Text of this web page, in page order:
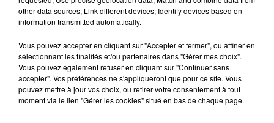
travers un parcours d’œuvres inédites, accessible
gratuitement.
Treize artistes majeurs du mouvement Street art comme
Shepard Fairey, Invader, D*Face, Seth, Cleon Peterson,
Hush, Swoon, Vhils, Inti, Add Fuel ou encore Conor
Harrington investissent le Petit Palais avec des œuvres
monumentales et tissent des liens avec les collections du
other data sources; Link different devices; Identify devices based on
information transmitted automatically.
Vous pouvez accepter en cliquant sur "Accepter et fermer", ou affiner en
sélectionnant les finalités et/ou partenaires dans "Gérer mes choix".
Vous pouvez également refuser en cliquant sur "Continuer sans
accepter". Vos préférences ne s'appliqueront que pour ce site. Vous
pouvez mettre à jour vos choix, ou retirer votre consentement à tout
moment via le lien "Gérer les cookies" situé en bas de chaque page.